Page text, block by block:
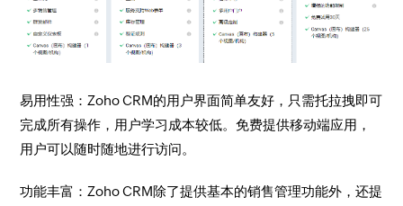
易用性强：Zoho CRM的用户界面简单友好，只需托拉拽即可
完成所有操作，用户学习成本较低。免费提供移动端应用，
用户可以随时随地进行访问。
功能丰富：Zoho CRM除了提供基本的销售管理功能外，还提